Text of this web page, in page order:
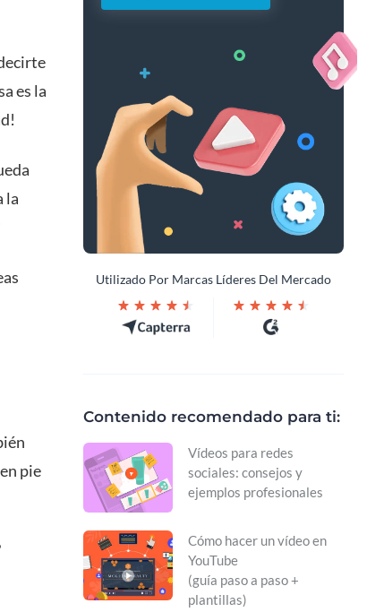
es la
la
pie
Utilizado Por Marcas Líderes Del Mercado
Contenido recomendado para ti:
Vídeos para redes
sociales: consejos y
ejemplos profesionales
Cómo hacer un vídeo en
YouTube
(guía paso a paso +
plantillas)